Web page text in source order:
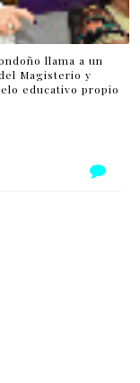
llama a un
Magisterio y
educativo propio